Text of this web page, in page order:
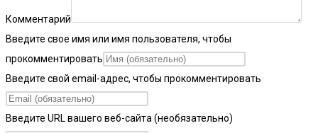
Комментарий
Введите свое имя или имя пользователя, чтобы
прокомментировать
Введите свой email-адрес, чтобы прокомментировать
Введите URL вашего веб-сайта (необязательно)